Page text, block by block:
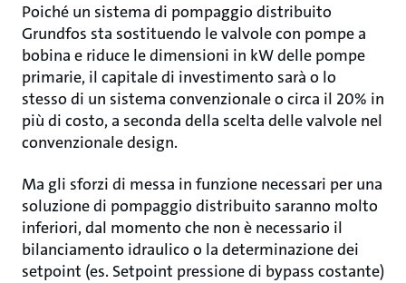
Poiché un sistema di pompaggio distribuito
Grundfos sta sostituendo le valvole con pompe a
bobina e riduce le dimensioni in kW delle pompe
primarie, il capitale di investimento sarà o lo
stesso di un sistema convenzionale o circa il 20% in
più di costo, a seconda della scelta delle valvole nel
convenzionale design.
Ma gli sforzi di messa in funzione necessari per una
soluzione di pompaggio distribuito saranno molto
inferiori, dal momento che non è necessario il
bilanciamento idraulico o la determinazione dei
setpoint (es. Setpoint pressione di bypass costante)